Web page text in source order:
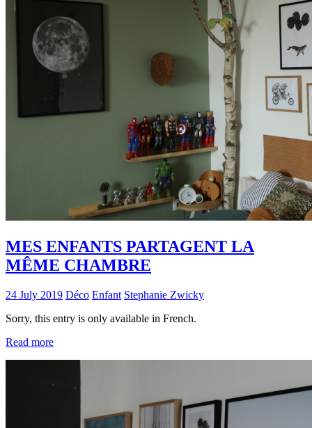
MES ENFANTS PARTAGENT LA
MÊME CHAMBRE
24 July 2019 Déco Enfant Stephanie Zwicky
Sorry, this entry is only available in French.
Read more